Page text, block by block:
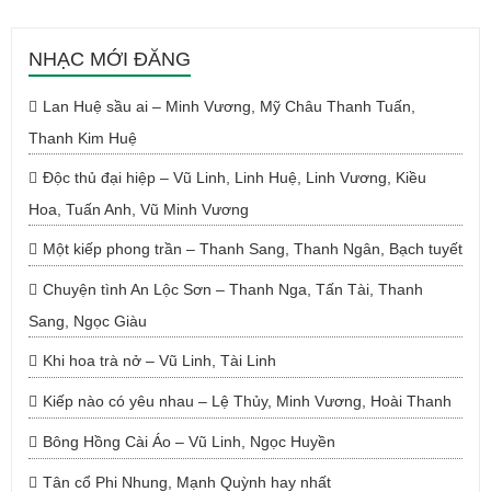
NHẠC MỚI ĐĂNG
Lan Huệ sầu ai – Minh Vương, Mỹ Châu Thanh Tuấn,
Thanh Kim Huệ
Độc thủ đại hiệp – Vũ Linh, Linh Huệ, Linh Vương, Kiều
Hoa, Tuấn Anh, Vũ Minh Vương
Một kiếp phong trần – Thanh Sang, Thanh Ngân, Bạch tuyết
Chuyện tình An Lộc Sơn – Thanh Nga, Tấn Tài, Thanh
Sang, Ngọc Giàu
Khi hoa trà nở – Vũ Linh, Tài Linh
Kiếp nào có yêu nhau – Lệ Thủy, Minh Vương, Hoài Thanh
Bông Hồng Cài Áo – Vũ Linh, Ngọc Huyền
Tân cổ Phi Nhung, Mạnh Quỳnh hay nhất